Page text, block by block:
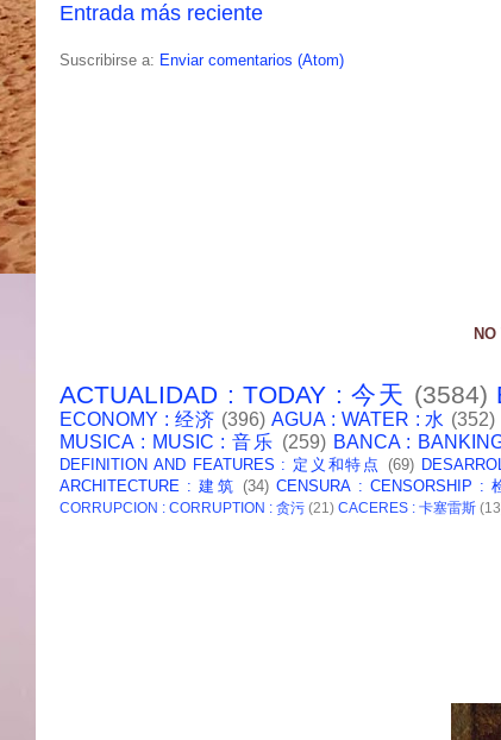
Entrada más reciente
Suscribirse a: Enviar comentarios (Atom)
ACTUALIDAD : TODAY : 今天 (3584)
ECONOMY : 经济 (396) AGUA : WATER : 水 (352)
MUSICA : MUSIC : 音乐 (259) BANCA :
DEFINITION AND FEATURES : 定义和特点 (69)
ARCHITECTURE : 建筑 (34) CENSURA : CENSORSHIP :
CORRUPCION : CORRUPTION : 贪污 (21) CACERES : 卡塞雷斯